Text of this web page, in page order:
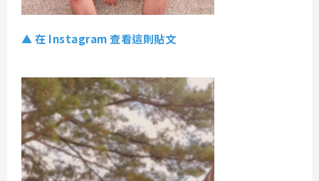
▲ 在 Instagram 查看這則貼文